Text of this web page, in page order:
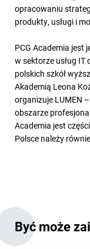
opracowaniu
produkty, usługi i
PCG Academia jest
w sektorze usług IT
polskich szkół
Akademią Leona
organizuje LUMEN
obszarze
Academia jest
Polsce należy
Być może